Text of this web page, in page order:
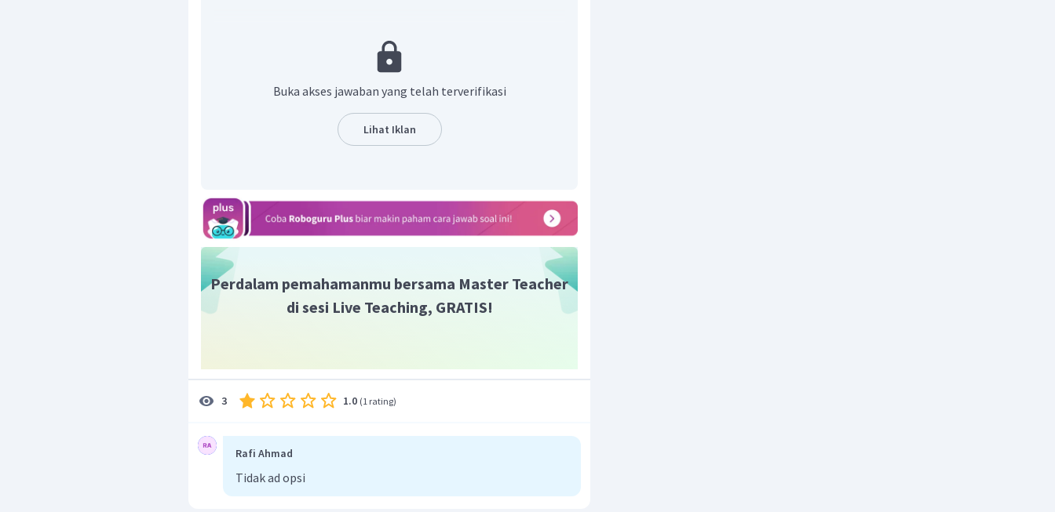
jasa di pasar hasil produksi dan menjual faktor produksi
berupa tenaga kerja kepada perusahaan di pasar input
perusahaan memperoleh faktor produksi berupa
tenaga kerja dari rumah tangga di pasar input atau
pasar faktor produksi. (D)
Jadi, jawaban yang tepat adalah pilihan D.
Buka akses jawaban yang telah terverifikasi
Lihat Iklan
Perdalam pemahamanmu bersama Master Teacher
di sesi Live Teaching, GRATIS!
3 1.0 (1 rating)
Rafi Ahmad
Tidak ad opsi